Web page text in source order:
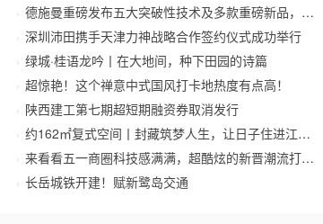
德施曼重磅发布五大突破性技术及多款重磅新品，开启
深圳沛田携手天津力神战略合作签约仪式成功举行
绿城·桂语龙吟丨在大地间，种下田园的诗篇
超惊艳！这个禅意中式国风打卡地热度有点高！
陕西建工第七期超短期融资券取消发行
约162㎡复式空间丨封藏筑梦人生，让日子住进江南里
来看看五一商圈科技感满满，超酷炫的新晋潮流打卡地
长岳城铁开建！赋新鹭岛交通